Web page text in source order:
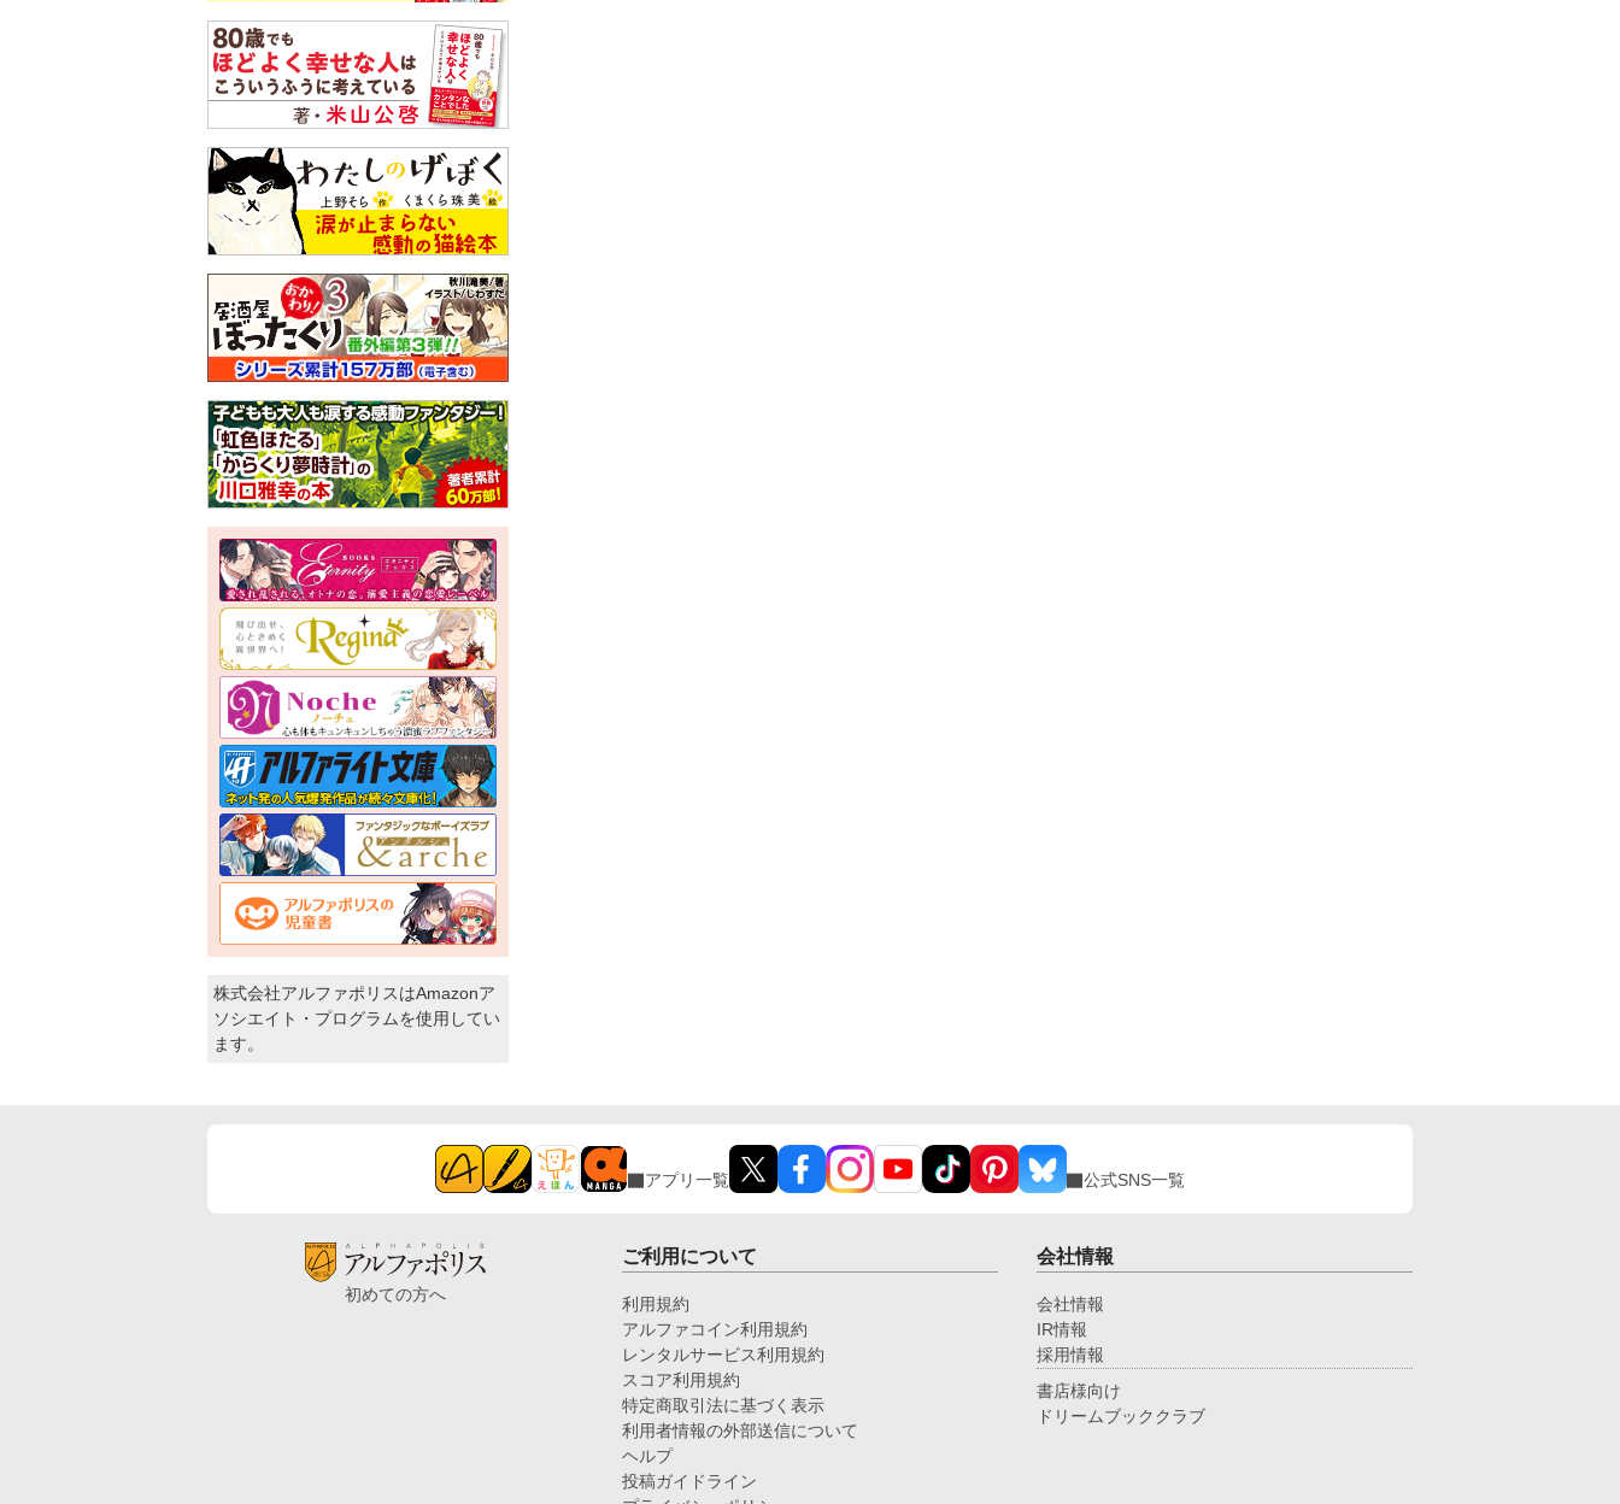
株式会社アルファポリスはAmazonア
ソシエイト・プログラムを使用してい
ます。
アプリ一覧 公式SNS一覧
初めての方へ
ご利用について
利用規約
アルファコイン利用規約
レンタルサービス利用規約
スコア利用規約
特定商取引法に基づく表示
利用者情報の外部送信について
ヘルプ
投稿ガイドライン
会社情報
会社情報
IR情報
採用情報
書店様向け
ドリームブッククラブ